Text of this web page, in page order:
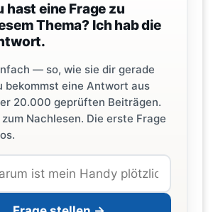
hast eine Frage zu
Thema? Ich hab die
— so, wie sie dir gerade
bekommst eine Antwort aus
20.000 geprüften Beiträgen.
Nachlesen. Die erste Frage